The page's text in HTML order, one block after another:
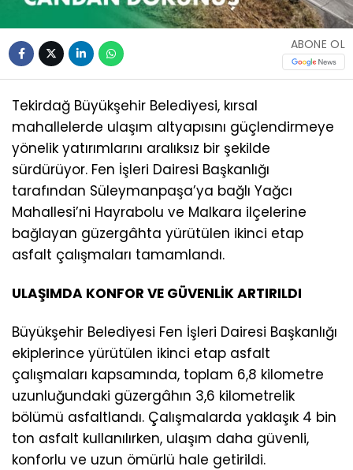
ABONE OL
Tekirdağ Büyükşehir Belediyesi, kırsal
mahallelerde ulaşım altyapısını güçlendirmeye
yönelik yatırımlarını aralıksız bir şekilde
sürdürüyor. Fen İşleri Dairesi Başkanlığı
tarafından Süleymanpaşa’ya bağlı Yağcı
Mahallesi’ni Hayrabolu ve Malkara ilçelerine
bağlayan güzergâhta yürütülen ikinci etap
asfalt çalışmaları tamamlandı.
ULAŞIMDA KONFOR VE GÜVENLİK ARTIRILDI
Büyükşehir Belediyesi Fen İşleri Dairesi Başkanlığı
ekiplerince yürütülen ikinci etap asfalt
çalışmaları kapsamında, toplam 6,8 kilometre
uzunluğundaki güzergâhın 3,6 kilometrelik
bölümü asfaltlandı. Çalışmalarda yaklaşık 4 bin
ton asfalt kullanılırken, ulaşım daha güvenli,
konforlu ve uzun ömürlü hale getirildi.